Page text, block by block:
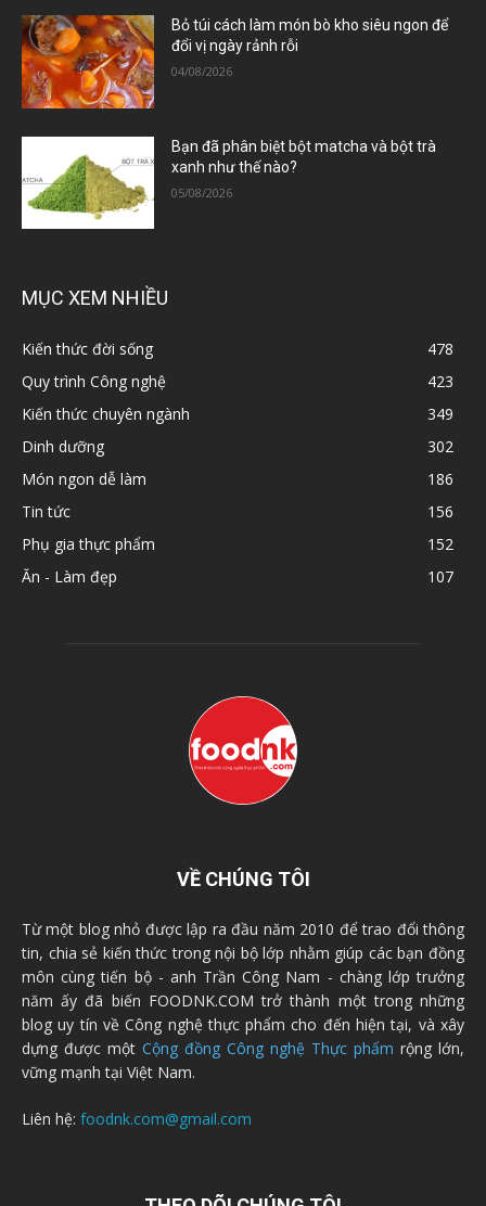
Bỏ túi cách làm món bò kho siêu ngon để
đổi vị ngày rảnh rỗi
04/08/2026
Bạn đã phân biệt bột matcha và bột trà
xanh như thế nào?
05/08/2026
MỤC XEM NHIỀU
Kiến thức đời sống
478
Quy trình Công nghệ
423
Kiến thức chuyên ngành
349
Dinh dưỡng
302
Món ngon dễ làm
186
Tin tức
156
Phụ gia thực phẩm
152
Ăn - Làm đẹp
107
VỀ CHÚNG TÔI
Từ một blog nhỏ được lập ra đầu năm 2010 để trao đổi thông
tin, chia sẻ kiến thức trong nội bộ lớp nhằm giúp các bạn đồng
môn cùng tiến bộ - anh Trần Công Nam - chàng lớp trưởng
năm ấy đã biến FOODNK.COM trở thành một trong những
blog uy tín về Công nghệ thực phẩm cho đến hiện tại, và xây
dựng được một Cộng đồng Công nghệ Thực phẩm rộng lớn,
vững mạnh tại Việt Nam.
Liên hệ: foodnk.com@gmail.com